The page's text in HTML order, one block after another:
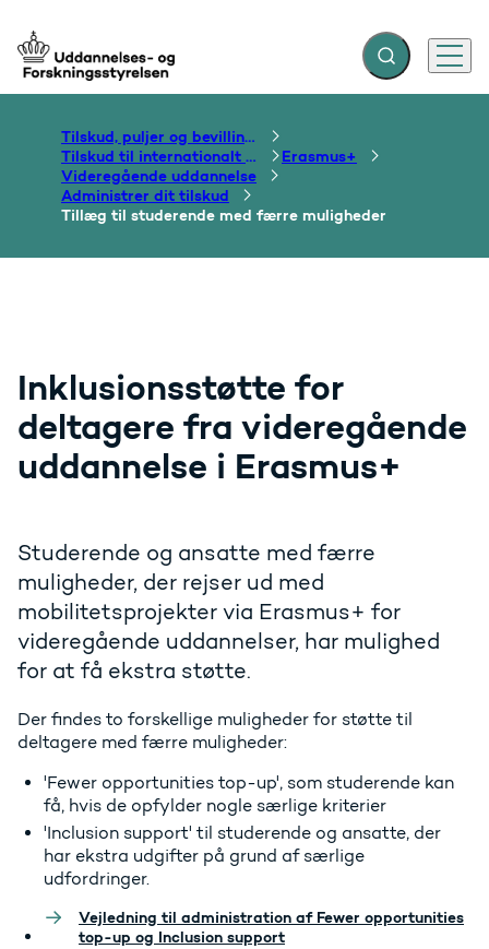
Gå til forsiden Fold søgefelt ud
Menu
Tilskud, puljer og bevillinger
Tilskud til internationalt samarbejde om uddannelse
Erasmus+
Videregående uddannelse
Administrer dit tilskud
Tillæg til studerende med færre muligheder
Inklusionsstøtte for
deltagere fra videregående
uddannelse i Erasmus+
Studerende og ansatte med færre
muligheder, der rejser ud med
mobilitetsprojekter via Erasmus+ for
videregående uddannelser, har mulighed
for at få ekstra støtte.
Der findes to forskellige muligheder for støtte til
deltagere med færre muligheder:
'Fewer opportunities top-up', som studerende kan
få, hvis de opfylder nogle særlige kriterier
'Inclusion support' til studerende og ansatte, der
har ekstra udgifter på grund af særlige
udfordringer.
Vejledning til administration af Fewer opportunities
top-up og Inclusion support